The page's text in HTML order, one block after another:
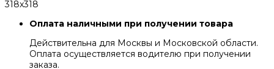
318x318
Оплата наличными при получении товара
Действительна для Москвы и Московской области.
Оплата осуществляется водителю при получении
заказа.